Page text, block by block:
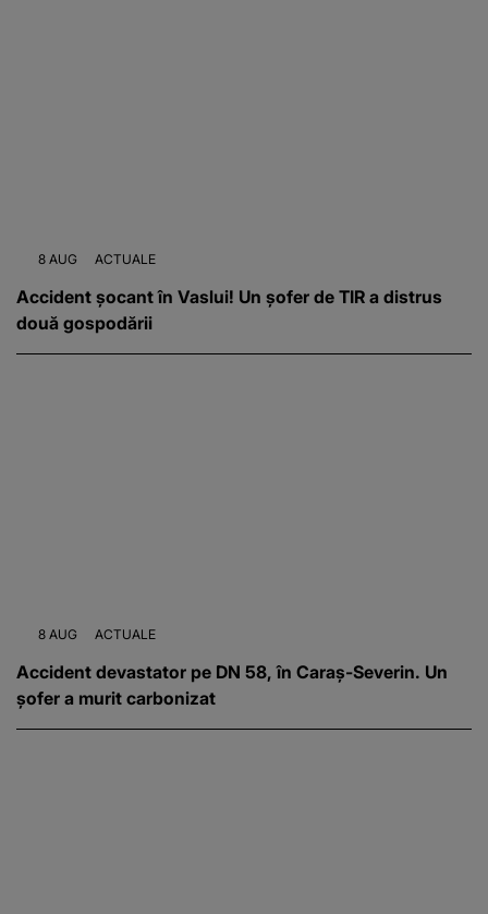
8 AUG ACTUALE
Accident șocant în Vaslui! Un șofer de TIR a distrus
două gospodării
8 AUG ACTUALE
Accident devastator pe DN 58, în Caraș-Severin. Un
șofer a murit carbonizat